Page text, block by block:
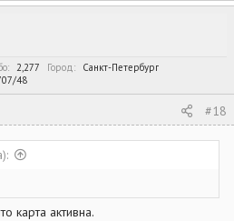
2,277 Город
Санкт-Петербург
48
#18
карта активна.